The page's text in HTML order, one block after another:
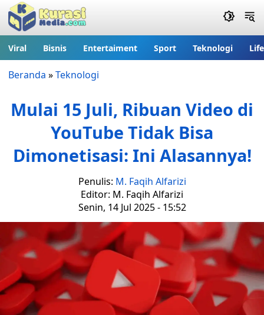
Viral Bisnis Entertaiment Sport Teknologi
Beranda »Teknologi
Mulai 15 Juli, Ribuan Video di
YouTube Tidak Bisa
Dimonetisasi: Ini Alasannya!
Penulis: M. Faqih Alfarizi
Editor: M. Faqih Alfarizi
Senin, 14 Jul 2025 - 15:52